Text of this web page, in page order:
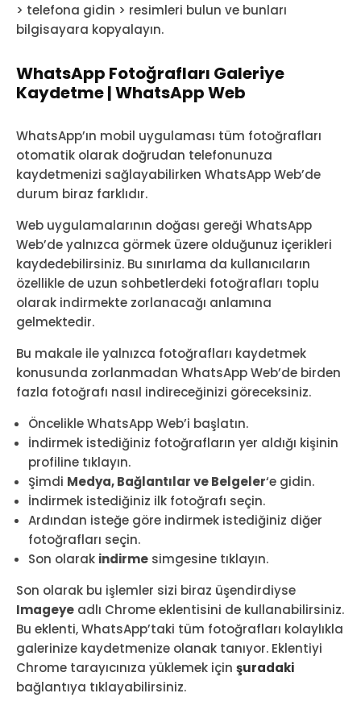
> telefona gidin > resimleri bulun ve bunları
bilgisayara kopyalayın.
WhatsApp Fotoğrafları Galeriye
Kaydetme | WhatsApp Web
WhatsApp’ın mobil uygulaması tüm fotoğrafları
otomatik olarak doğrudan telefonunuza
kaydetmenizi sağlayabilirken WhatsApp Web’de
durum biraz farklıdır.
Web uygulamalarının doğası gereği WhatsApp
Web’de yalnızca görmek üzere olduğunuz içerikleri
kaydedebilirsiniz. Bu sınırlama da kullanıcıların
özellikle de uzun sohbetlerdeki fotoğrafları toplu
olarak indirmekte zorlanacağı anlamına
gelmektedir.
Bu makale ile yalnızca fotoğrafları kaydetmek
konusunda zorlanmadan WhatsApp Web’de birden
fazla fotoğrafı nasıl indireceğinizi göreceksiniz.
Öncelikle WhatsApp Web’i başlatın.
İndirmek istediğiniz fotoğrafların yer aldığı kişinin
profiline tıklayın.
Şimdi Medya, Bağlantılar ve Belgeler‘e gidin.
İndirmek istediğiniz ilk fotoğrafı seçin.
Ardından isteğe göre indirmek istediğiniz diğer
fotoğrafları seçin.
Son olarak indirme simgesine tıklayın.
Son olarak bu işlemler sizi biraz üşendirdiyse
Imageye adlı Chrome eklentisini de kullanabilirsiniz.
Bu eklenti, WhatsApp’taki tüm fotoğrafları kolaylıkla
galerinize kaydetmenize olanak tanıyor. Eklentiyi
Chrome tarayıcınıza yüklemek için şuradaki
bağlantıya tıklayabilirsiniz.